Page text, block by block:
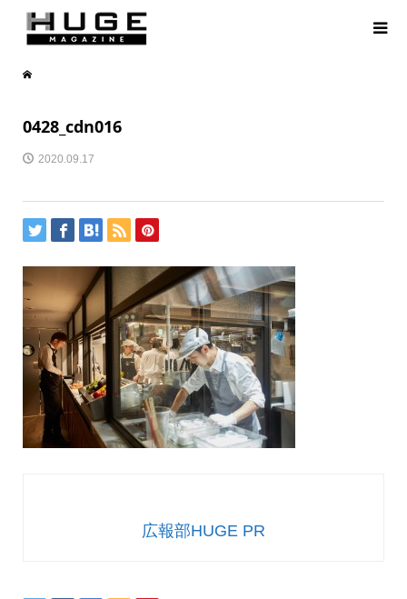
0428_cdn016
2020.09.17
広報部HUGE PR